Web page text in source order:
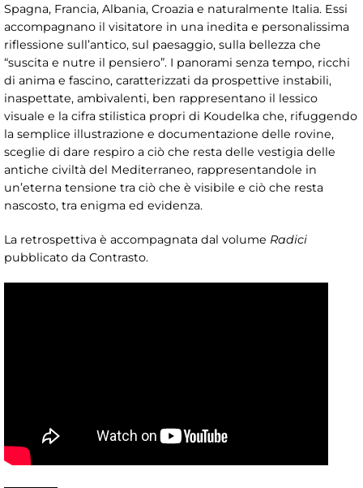
Spagna, Francia, Albania, Croazia e naturalmente Italia. Essi
accompagnano il visitatore in una inedita e personalissima
riflessione sull’antico, sul paesaggio, sulla bellezza che
“suscita e nutre il pensiero”. I panorami senza tempo, ricchi
di anima e fascino, caratterizzati da prospettive instabili,
inaspettate, ambivalenti, ben rappresentano il lessico
visuale e la cifra stilistica propri di Koudelka che, rifuggendo
la semplice illustrazione e documentazione delle rovine,
sceglie di dare respiro a ciò che resta delle vestigia delle
antiche civiltà del Mediterraneo, rappresentandole in
un’eterna tensione tra ciò che è visibile e ciò che resta
nascosto, tra enigma ed evidenza.
La retrospettiva è accompagnata dal volume Radici
pubblicato da Contrasto.